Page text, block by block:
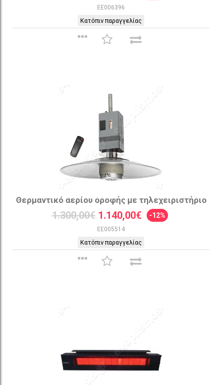
EE006396
Κατόπιν παραγγελίας
Θερμαντικό αερίου οροφής με τηλεχειριστήριο
1.300,00€ 1.140,00€ -12%
EE005514
Κατόπιν παραγγελίας